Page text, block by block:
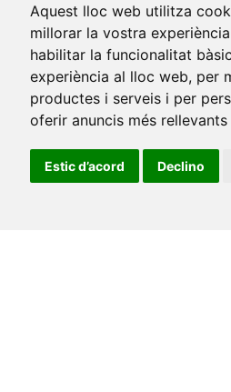
Aquest lloc web utilitza
millorar la vostra
habilitar la funcionalitat
experiència al lloc web, per
productes i serveis i per
oferir anuncis més
Estic d’acord Declino